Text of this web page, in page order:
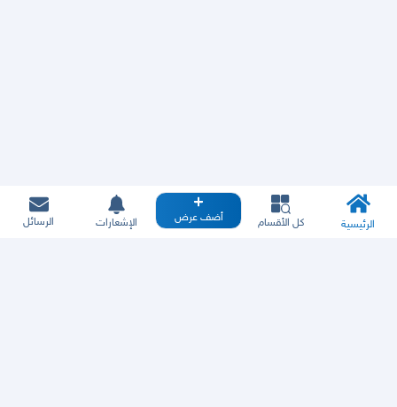
الرئيسية كل الأقسام أضف عرض الإشعارات الرسائل